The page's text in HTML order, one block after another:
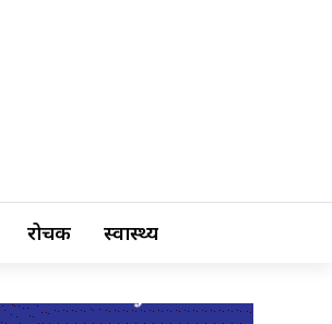
रोचक स्वास्थ्य